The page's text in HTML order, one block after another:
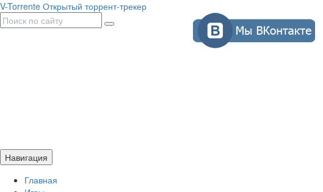
V-Torrente Открытый торрент-трекер
Навигация
Главная